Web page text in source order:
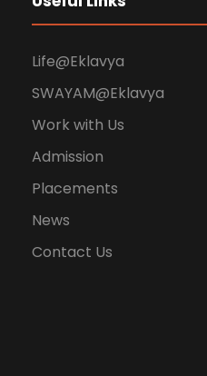
Life@Eklavya
SWAYAM@Eklavya
Work with Us
Admission
Placements
News
Contact Us